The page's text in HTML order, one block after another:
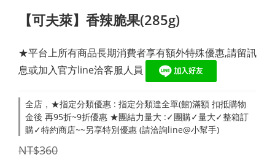
【可夫萊】香辣脆果(285g)
★平台上所有商品長期消費者享有額外特殊優惠,請留訊
息或加入官方line洽客服人員
全店，★指定分類優惠 : 指定分類達全單(館)滿額 扣抵購物
金後 再95折~9折優惠 ★團結力量大 :✓團購✓量大✓整箱訂
購✓特約商店~~另享特別優惠 (請洽詢line@小幫手)
NT$360